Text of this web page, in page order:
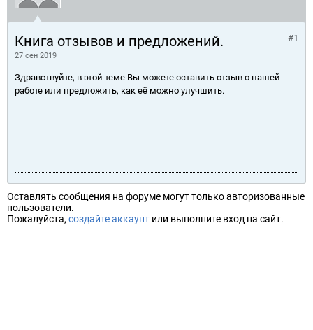
Книга отзывов и предложений.
27 сен 2019
#1
Здравствуйте, в этой теме Вы можете оставить отзыв о нашей
работе или предложить, как её можно улучшить.
Оставлять сообщения на форуме могут только авторизованные
пользователи.
Пожалуйста, создайте аккаунт или выполните вход на сайт.